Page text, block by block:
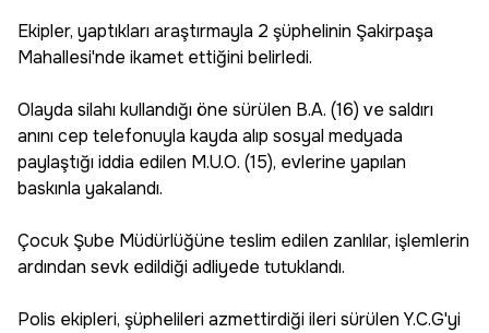
Ekipler, yaptıkları araştırmayla 2 şüphelinin Şakirpaşa
Mahallesi'nde ikamet ettiğini belirledi.
Olayda silahı kullandığı öne sürülen B.A. (16) ve saldırı
anını cep telefonuyla kayda alıp sosyal medyada
paylaştığı iddia edilen M.U.O. (15), evlerine yapılan
baskınla yakalandı.
Çocuk Şube Müdürlüğüne teslim edilen zanlılar, işlemlerin
ardından sevk edildiği adliyede tutuklandı.
Polis ekipleri, şüphelileri azmettirdiği ileri sürülen Y.C.G'yi